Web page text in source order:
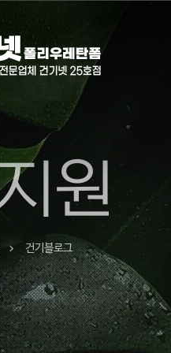
원
chevron_right 건기블로그